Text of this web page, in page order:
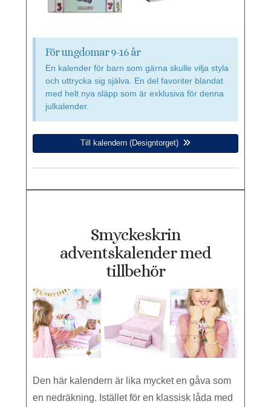
För ungdomar 9-16 år
En kalender för barn som gärna skulle vilja styla
och uttrycka sig själva. En del favoriter blandat
med helt nya släpp som är exklusiva för denna
julkalender.
Till kalendern (Designtorget)
Smyckeskrin
adventskalender med
tillbehör
Den här kalendern är lika mycket en gåva som
en nedräkning. Istället för en klassisk låda med